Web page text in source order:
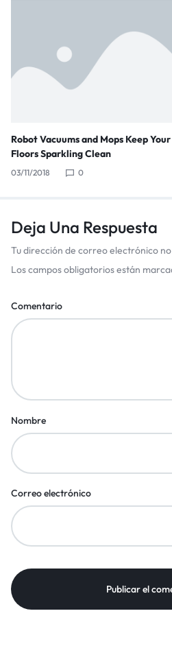
Robot Vacuums and Mops Keep Your
Floors Sparkling Clean
03/11/2018 0
Deja Una Respuesta
Tu dirección de correo electrónico
Los campos obligatorios están
Comentario
Nombre
Correo electrónico